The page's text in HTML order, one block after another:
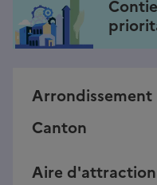
Arrondissement
Canton
Aire d'attraction